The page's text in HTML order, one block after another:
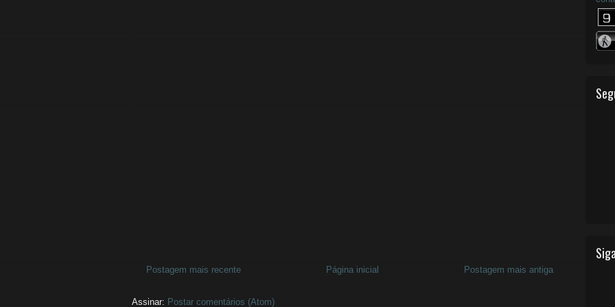
Postagem mais recente Postagem mais antiga
Página inicial
Assinar: Postar comentários (Atom)